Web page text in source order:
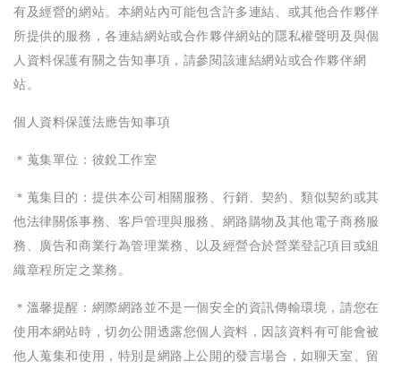
有及經營的網站。本網站內可能包含許多連結、或其他合作夥伴
所提供的服務，各連結網站或合作夥伴網站的隱私權聲明及與個
人資料保護有關之告知事項，請參閱該連結網站或合作夥伴網
站。
個人資料保護法應告知事項
＊蒐集單位：彼銳工作室
＊蒐集目的：提供本公司相關服務、行銷、契約、類似契約或其
他法律關係事務、客戶管理與服務、網路購物及其他電子商務服
務、廣告和商業行為管理業務、以及經營合於營業登記項目或組
織章程所定之業務。
＊溫馨提醒：網際網路並不是一個安全的資訊傳輸環境，請您在
使用本網站時，切勿公開透露您個人資料，因該資料有可能會被
他人蒐集和使用，特別是網路上公開的發言場合，如聊天室、留